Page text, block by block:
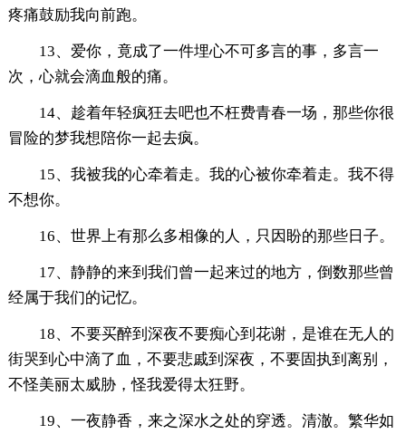
疼痛鼓励我向前跑。
13、爱你，竟成了一件埋心不可多言的事，多言一
次，心就会滴血般的痛。
14、趁着年轻疯狂去吧也不枉费青春一场，那些你很
冒险的梦我想陪你一起去疯。
15、我被我的心牵着走。我的心被你牵着走。我不得
不想你。
16、世界上有那么多相像的人，只因盼的那些日子。
17、静静的来到我们曾一起来过的地方，倒数那些曾
经属于我们的记忆。
18、不要买醉到深夜不要痴心到花谢，是谁在无人的
街哭到心中滴了血，不要悲戚到深夜，不要固执到离别，
不怪美丽太威胁，怪我爱得太狂野。
19、一夜静香，来之深水之处的穿透。清澈。繁华如